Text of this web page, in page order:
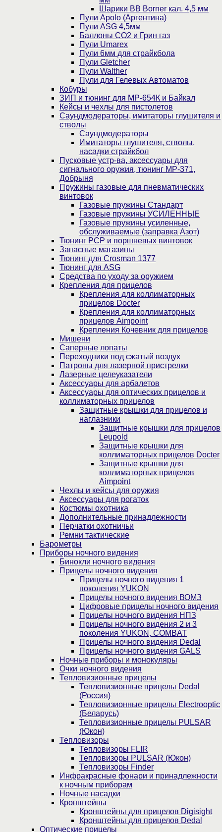
Шарики BB Borner кал. 4,5 мм
Пули Apolo (Аргентина)
Пули ASG 4,5мм
Баллоны CO2 и Грин газ
Пули Umarex
Пули 6мм для страйкбола
Пули Gletcher
Пули Walther
Пули для Гелевых Автоматов
Кобуры
ЗИП и тюнинг для МР-654К и Байкал
Кейсы и чехлы для пистолетов
Саундмодераторы, имитаторы глушителя и
стволы
Саундмодераторы
Имитаторы глушителя, стволы,
насадки страйкбол
Пусковые устр-ва, аксессуары для
сигнального оружия, тюнинг МР-371,
Добрыня
Пружины газовые для пневматических
винтовок
Газовые пружины Стандарт
Газовые пружины УСИЛЕННЫЕ
Газовые пружины усиленные,
обслуживаемые (заправка Азот)
Тюнинг PCP и поршневых винтовок
Запасные магазины
Тюнинг для Crosman 1377
Тюнинг для ASG
Средства по уходу за оружием
Крепления для прицелов
Крепления для коллиматорных
прицелов Docter
Крепления для коллиматорных
прицелов Aimpoint
Крепления Кочевник для прицелов
Мишени
Саперные лопаты
Переходники под сжатый воздух
Патроны для лазерной пристрелки
Лазерные целеуказатели
Аксессуары для арбалетов
Аксессуары для оптических прицелов и
коллиматорных прицелов
Защитные крышки для прицелов и
наглазники
Защитные крышки для прицелов
Leupold
Защитные крышки для
коллиматорных прицелов Docter
Защитные крышки для
коллиматорных прицелов
Aimpoint
Чехлы и кейсы для оружия
Аксессуары для рогаток
Костюмы охотника
Дополнительные принадлежности
Перчатки охотничьи
Ремни тактические
Барометры
Приборы ночного видения
Бинокли ночного видения
Прицелы ночного видения
Прицелы ночного видения 1
поколения YUKON
Прицелы ночного видения ВОМЗ
Цифровые прицелы ночного видения
Прицелы ночного видения НПЗ
Прицелы ночного видения 2 и 3
поколения YUKON, COMBAT
Прицелы ночного видения Dedal
Прицелы ночного видения GALS
Ночные приборы и монокуляры
Очки ночного видения
Тепловизионные прицелы
Тепловизионные прицелы Dedal
(Россия)
Тепловизионные прицелы Electrooptic
(Беларусь)
Тепловизионные прицелы PULSAR
(Юкон)
Тепловизоры
Тепловизоры FLIR
Тепловизоры PULSAR (Юкон)
Тепловизоры Finder
Инфракрасные фонари и принадлежности
к ночным приборам
Ночные насадки
Кронштейны
Кронштейны для прицелов Digisight
Кронштейны для прицелов Dedal
Оптические прицелы